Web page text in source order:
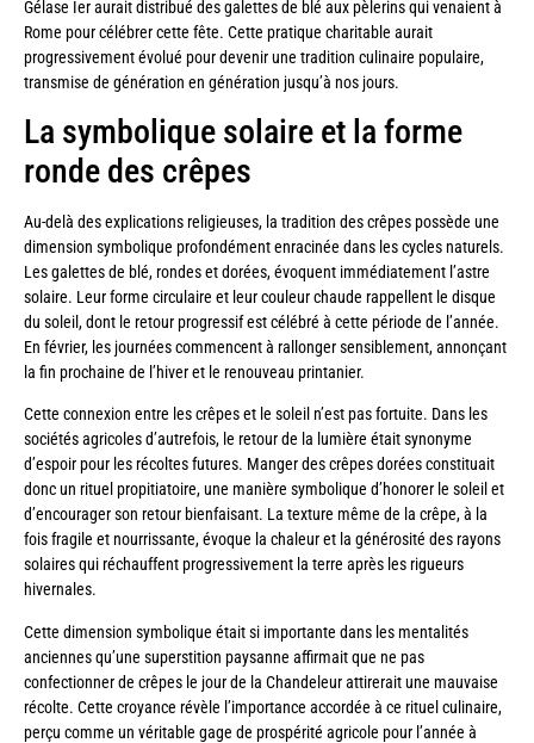
Gélase Ier aurait distribué des galettes de blé aux pèlerins qui venaient à
Rome pour célébrer cette fête. Cette pratique charitable aurait
progressivement évolué pour devenir une tradition culinaire populaire,
transmise de génération en génération jusqu’à nos jours.
La symbolique solaire et la forme
ronde des crêpes
Au-delà des explications religieuses, la tradition des crêpes possède une
dimension symbolique profondément enracinée dans les cycles naturels.
Les galettes de blé, rondes et dorées, évoquent immédiatement l’astre
solaire. Leur forme circulaire et leur couleur chaude rappellent le disque
du soleil, dont le retour progressif est célébré à cette période de l’année.
En février, les journées commencent à rallonger sensiblement, annonçant
la fin prochaine de l’hiver et le renouveau printanier.
Cette connexion entre les crêpes et le soleil n’est pas fortuite. Dans les
sociétés agricoles d’autrefois, le retour de la lumière était synonyme
d’espoir pour les récoltes futures. Manger des crêpes dorées constituait
donc un rituel propitiatoire, une manière symbolique d’honorer le soleil et
d’encourager son retour bienfaisant. La texture même de la crêpe, à la
fois fragile et nourrissante, évoque la chaleur et la générosité des rayons
solaires qui réchauffent progressivement la terre après les rigueurs
hivernales.
Cette dimension symbolique était si importante dans les mentalités
anciennes qu’une superstition paysanne affirmait que ne pas
confectionner de crêpes le jour de la Chandeleur attirerait une mauvaise
récolte. Cette croyance révèle l’importance accordée à ce rituel culinaire,
perçu comme un véritable gage de prospérité agricole pour l’année à